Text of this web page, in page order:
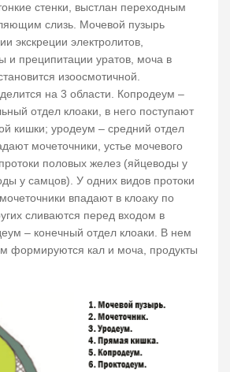
стенки, выстлан переходным
слизь. Мочевой пузырь
экскреции электролитов,
и преципитации уратов, моча в
изоосмотичной.
на 3 области. Копродеум –
отдел клоаки, в него поступают
кишки; уродеум – средний отдел
мочеточники, устье мочевого
половых желез (яйцеводы у
у самцов). У одних видов протоки
впадают в клоаку по
сливаются перед входом в
– конечный отдел клоаки. В нем
формируются кал и моча, продукты